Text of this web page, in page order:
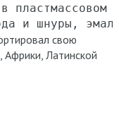
пластмассовом
свою
Латинской